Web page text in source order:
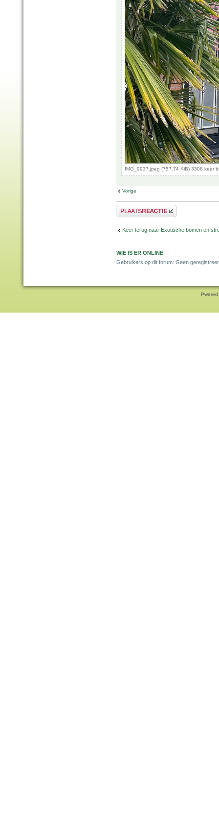
IMG_9937.jpeg (757.74 KiB) 3308 keer
Vorige
Plaats een reactie
Keer terug naar Exotische bomen en
WIE IS ER ONLINE
Gebruikers op dit forum: Geen